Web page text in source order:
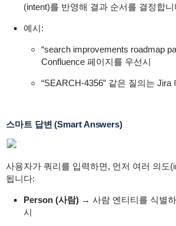
(intent)를 반영해 결과 순서를 결정합니
예시:
“search improvements roadmap
Confluence 페이지를 우선시
“SEARCH-4356” 같은 질의는 Jira
스마트 답변 (Smart Answers)
사용자가 쿼리를 입력하면, 먼저 여러 의도
됩니다:
Person (사람)→ 사람 엔티티를 식별
시